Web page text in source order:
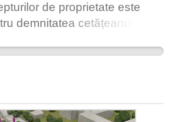
de proprietate este
demnitatea cetățeanului și
reprezintă o încălcare
în pericol integritatea
a fondului forestier. •
naturale sunt esențiale